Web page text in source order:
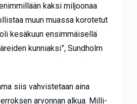
kaksi miljoonaa
muun muassa korotetut
kesäkuun ensimmäisellä
kunniaksi”, Sundholm
siis vahvistetaan aina
arvonnan alkua. Milli-